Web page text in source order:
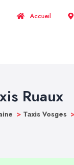
Accueil
Ruaux
> Taxis Vosges >